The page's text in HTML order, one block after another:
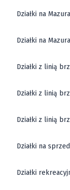
Działki na
Działki na
Działki z linią
Działki z linią
Działki z linią
Działki na
Działki